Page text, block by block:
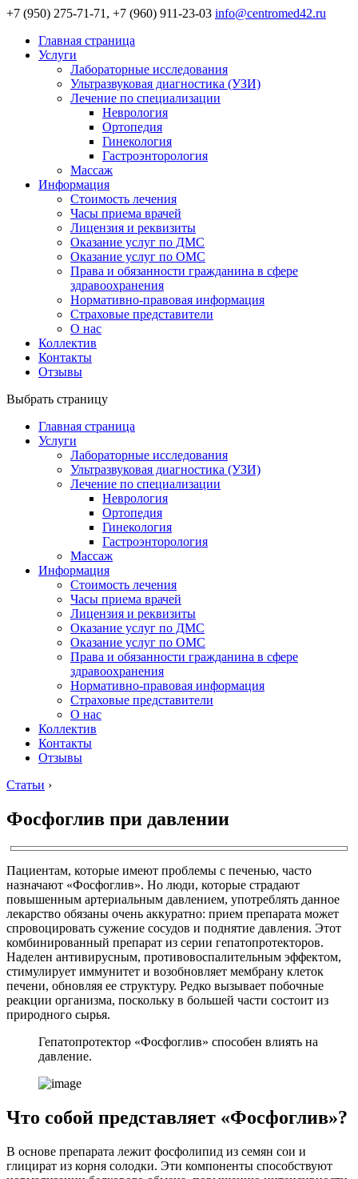
+7 (950) 275-71-71, +7 (960) 911-23-03 info@centromed42.ru
Главная страница
Услуги
Лабораторные исследования
Ультразвуковая диагностика (УЗИ)
Лечение по специализации
Неврология
Ортопедия
Гинекология
Гастроэнторология
Массаж
Информация
Стоимость лечения
Часы приема врачей
Лицензия и реквизиты
Оказание услуг по ДМС
Оказание услуг по ОМС
Права и обязанности гражданина в сфере
здравоохранения
Нормативно-правовая информация
Страховые представители
О нас
Коллектив
Контакты
Отзывы
Выбрать страницу
Главная страница
Услуги
Лабораторные исследования
Ультразвуковая диагностика (УЗИ)
Лечение по специализации
Неврология
Ортопедия
Гинекология
Гастроэнторология
Массаж
Информация
Стоимость лечения
Часы приема врачей
Лицензия и реквизиты
Оказание услуг по ДМС
Оказание услуг по ОМС
Права и обязанности гражданина в сфере
здравоохранения
Нормативно-правовая информация
Страховые представители
О нас
Коллектив
Контакты
Отзывы
Статьи ›
Фосфоглив при давлении
Пациентам, которые имеют проблемы с печенью, часто
назначают «Фосфоглив». Но люди, которые страдают
повышенным артериальным давлением, употреблять данное
лекарство обязаны очень аккуратно: прием препарата может
спровоцировать сужение сосудов и поднятие давления. Этот
комбинированный препарат из серии гепатопротекторов.
Наделен антивирусным, противовоспалительным эффектом,
стимулирует иммунитет и возобновляет мембрану клеток
печени, обновляя ее структуру. Редко вызывает побочные
реакции организма, поскольку в большей части состоит из
природного сырья.
Гепатопротектор «Фосфоглив» способен влиять на
давление.
Что собой представляет «Фосфоглив»?
В основе препарата лежит фосфолипид из семян сои и
глицират из корня солодки. Эти компоненты способствуют